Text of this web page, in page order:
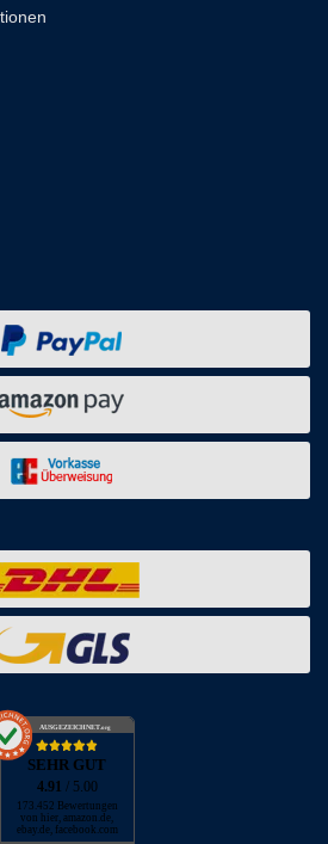
AUSGEZEICHNET.org
SEHR GUT
4.91 / 5.00
173.452 Bewertungen
von hier, amazon.de,
ebay.de, facebook.com